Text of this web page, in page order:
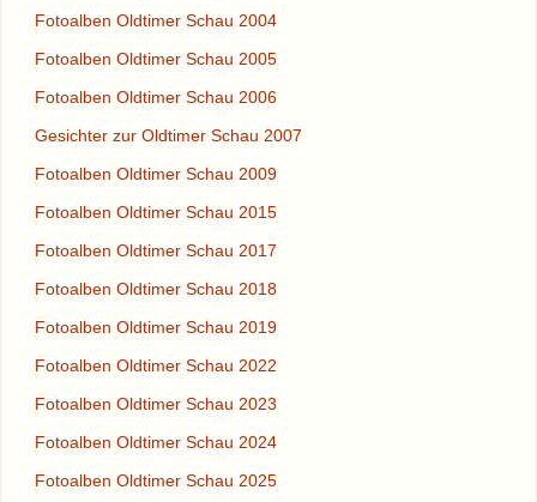
Fotoalben Oldtimer Schau 2004
Fotoalben Oldtimer Schau 2005
Fotoalben Oldtimer Schau 2006
Gesichter zur Oldtimer Schau 2007
Fotoalben Oldtimer Schau 2009
Fotoalben Oldtimer Schau 2015
Fotoalben Oldtimer Schau 2017
Fotoalben Oldtimer Schau 2018
Fotoalben Oldtimer Schau 2019
Fotoalben Oldtimer Schau 2022
Fotoalben Oldtimer Schau 2023
Fotoalben Oldtimer Schau 2024
Fotoalben Oldtimer Schau 2025